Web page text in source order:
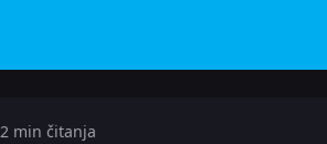
2 min čitanja